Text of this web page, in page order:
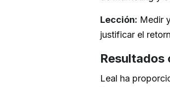
Lección: Medir
justificar el
Leal ha